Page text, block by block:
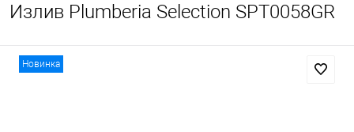
Излив Plumberia Selection SPT0058GR
Новинка